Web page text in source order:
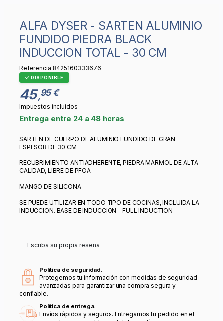
ALFA DYSER - SARTEN ALUMINIO
FUNDIDO PIEDRA BLACK
INDUCCION TOTAL - 30 CM
Referencia 8425160333676
DISPONIBLE
45 ,95 €
Impuestos incluidos
Entrega entre 24 a 48 horas
SARTEN DE CUERPO DE ALUMINIO FUNDIDO DE GRAN
ESPESOR DE 30 CM
RECUBRIMIENTO ANTIADHERENTE, PIEDRA MARMOL DE ALTA
CALIDAD, LIBRE DE PFOA
MANGO DE SILICONA
SE PUEDE UTILIZAR EN TODO TIPO DE COCINAS, INCLUIDA LA
INDUCCION. BASE DE INDUCCION - FULL INDUCTION
Escriba su propia reseña
Política de seguridad.
Protegemos tu información con medidas de seguridad
avanzadas para garantizar una compra segura y
confiable.
Política de entrega.
Envíos rápidos y seguros. Entregamos tu pedido en el